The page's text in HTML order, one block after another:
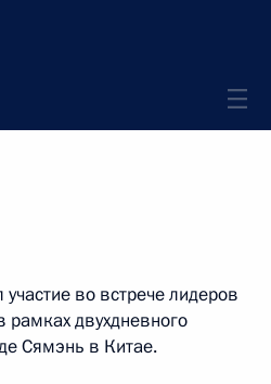
во встрече лидеров
двухдневного
Сямэнь в Китае.